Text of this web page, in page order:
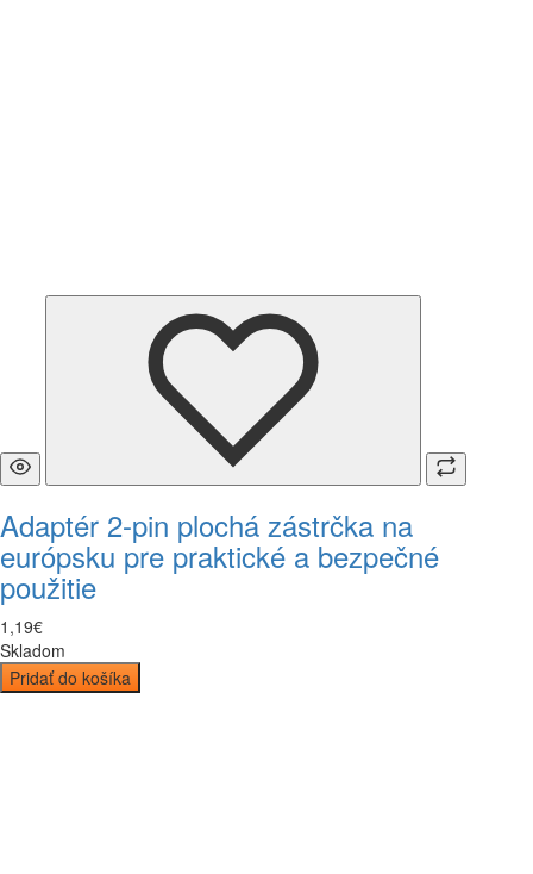
Adaptér 2-pin plochá zástrčka na
európsku pre praktické a bezpečné
použitie
1 ,19€
Skladom
Pridať do košíka